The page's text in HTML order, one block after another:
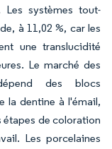
systèmes tout-
à 11,02 %, car les
une translucidité
Le marché des
des blocs
la dentine à l'émail,
étapes de coloration
Les porcelaines